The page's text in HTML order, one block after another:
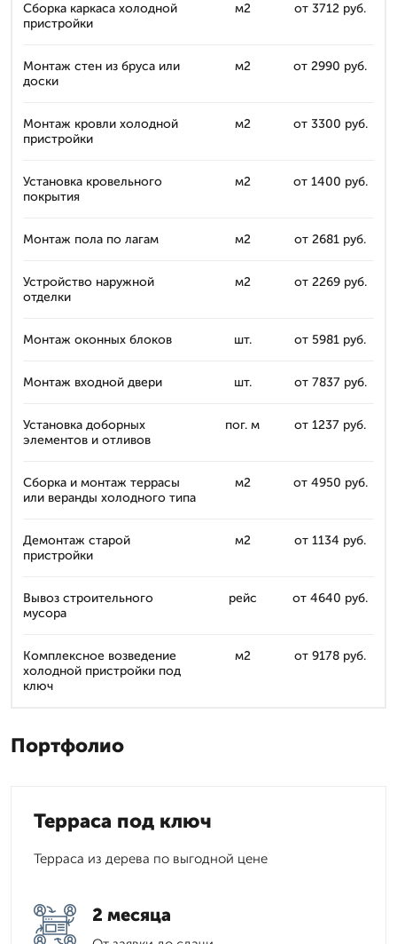
Сборка каркаса холодной
пристройки
м2 от 3712 руб.
Монтаж стен из бруса или
доски
м2 от 2990 руб.
Монтаж кровли холодной
пристройки
м2 от 3300 руб.
Установка кровельного
покрытия
м2 от 1400 руб.
Монтаж пола по лагам м2 от 2681 руб.
Устройство наружной
отделки
м2 от 2269 руб.
Монтаж оконных блоков шт. от 5981 руб.
Монтаж входной двери шт. от 7837 руб.
Установка доборных
элементов и отливов
пог. м от 1237 руб.
Сборка и монтаж террасы
или веранды холодного типа
м2 от 4950 руб.
Демонтаж старой
пристройки
м2 от 1134 руб.
Вывоз строительного
мусора
рейс от 4640 руб.
Комплексное возведение
холодной пристройки под
ключ
м2 от 9178 руб.
Портфолио
Терраса под ключ
Терраса из дерева по выгодной цене
2 месяца